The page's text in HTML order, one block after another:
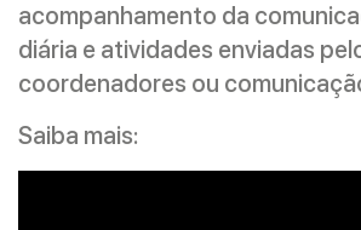
acompanhamento da
diária e atividades enviadas
coordenadores ou
Saiba mais: